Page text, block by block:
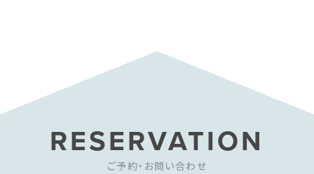
RESERVATION
ご予約・お問い合わせ